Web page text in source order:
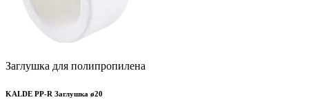
Заглушка для полипропилена
KALDE PP-R Заглушка ø20